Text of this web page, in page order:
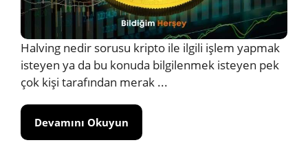
Halving nedir sorusu kripto ile ilgili işlem yapmak
isteyen ya da bu konuda bilgilenmek isteyen pek
çok kişi tarafından merak ...
Devamını Okuyun